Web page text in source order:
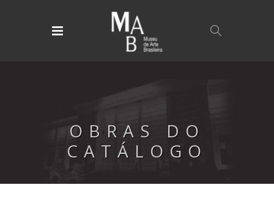
OBRAS DO
CATÁLOGO